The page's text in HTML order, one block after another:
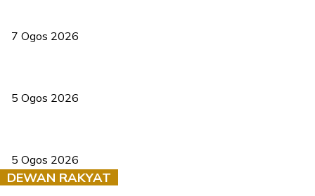
7 Ogos 2026
5 Ogos 2026
5 Ogos 2026
DEWAN RAKYAT